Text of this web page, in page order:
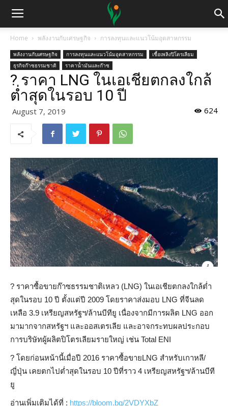
Home พลังงานกับเศรษฐกิจ การลงทุนและแนวโน้มอุตสาหกรรม
พลังงานกับเศรษฐกิจ การลงทุนและแนวโน้มอุตสาหกรรม
เชื้อเพลิงปิโตรเลียม
ธุรกิจก๊าซธรรมชาติ
ราคาน้ำมันและก๊าซ
? ราคา LNG ในเอเชียตกลงใกล้
ต่ำสุดในรอบ 10 ปี
August 7, 2019 624
? ราคาซื้อขายก๊าซธรรมชาติเหลว (LNG) ในเอเชียตกลงใกล้ต่ำ
สุดในรอบ 10 ปี ตั้งแต่ปี 2009 โดยราคาส่งมอบ LNG ที่จีนลด
เหลือ 3.9 เหรียญสหรัฐฯ/ล้านบีทียู เนื่องจากมีการผลิต LNG ออก
มามากจากสหรัฐฯ และออสเตรเลีย และอาจกระทบผลประกอบ
การบริษัทผู้ผลิตปิโตรเลียมรายใหญ่ เช่น Total ENI
? โดยก่อนหน้านี้เมื่อปี 2016 ราคาซื้อขายLNG สำหรับเกาหลี/
ญี่ปุ่น เคยตกไปต่ำสุดในรอบ 10 ปีที่ราว 4 เหรียญสหรัฐฯ/ล้านบีที
ยู
อ่านเพิ่มเติมได้ที่ : https://bloom.bg/2VDYXbZ